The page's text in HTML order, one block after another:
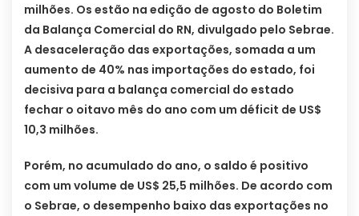
milhões. Os estão na edição de agosto do Boletim
da Balança Comercial do RN, divulgado pelo Sebrae.
A desaceleração das exportações, somada a um
aumento de 40% nas importações do estado, foi
decisiva para a balança comercial do estado
fechar o oitavo mês do ano com um déficit de US$
10,3 milhões.
Porém, no acumulado do ano, o saldo é positivo
com um volume de US$ 25,5 milhões. De acordo com
o Sebrae, o desempenho baixo das exportações no